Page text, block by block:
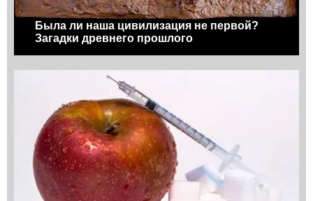
Была ли наша цивилизация не первой?
Загадки древнего прошлого